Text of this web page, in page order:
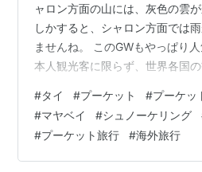
ャロン方面の山には、灰色の雲
しかすると、シャロン方面では
ませんね。 このGWもやっぱり
本人観光客に限らず、世界各国
す。 ギリギリ乾季の今は、お天
ヤベイからはこんな絶景を見る
の光を浴びたマヤベイの海の色
ューポイントからでも見てわか
#タイ #プーケット #プーケッ
#マヤベイ #シュノーケリング
#プーケット旅行 #海外旅行